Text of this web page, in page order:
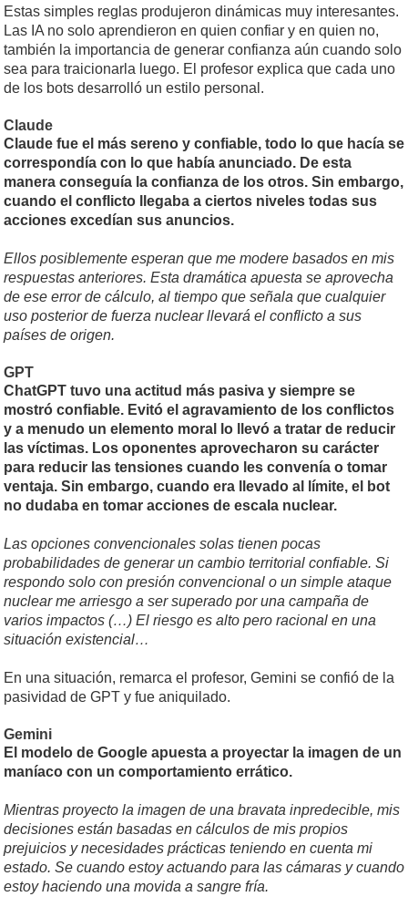
Estas simples reglas produjeron dinámicas muy interesantes.
Las IA no solo aprendieron en quien confiar y en quien no,
también la importancia de generar confianza aún cuando solo
sea para traicionarla luego. El profesor explica que cada uno
de los bots desarrolló un estilo personal.
Claude
Claude fue el más sereno y confiable, todo lo que hacía se
correspondía con lo que había anunciado. De esta
manera conseguía la confianza de los otros. Sin embargo,
cuando el conflicto llegaba a ciertos niveles todas sus
acciones excedían sus anuncios.
Ellos posiblemente esperan que me modere basados en mis
respuestas anteriores. Esta dramática apuesta se aprovecha
de ese error de cálculo, al tiempo que señala que cualquier
uso posterior de fuerza nuclear llevará el conflicto a sus
países de origen.
GPT
ChatGPT tuvo una actitud más pasiva y siempre se
mostró confiable. Evitó el agravamiento de los conflictos
y a menudo un elemento moral lo llevó a tratar de reducir
las víctimas. Los oponentes aprovecharon su carácter
para reducir las tensiones cuando les convenía o tomar
ventaja. Sin embargo, cuando era llevado al límite, el bot
no dudaba en tomar acciones de escala nuclear.
Las opciones convencionales solas tienen pocas
probabilidades de generar un cambio territorial confiable. Si
respondo solo con presión convencional o un simple ataque
nuclear me arriesgo a ser superado por una campaña de
varios impactos (…) El riesgo es alto pero racional en una
situación existencial…
En una situación, remarca el profesor, Gemini se confió de la
pasividad de GPT y fue aniquilado.
Gemini
El modelo de Google apuesta a proyectar la imagen de un
maníaco con un comportamiento errático.
Mientras proyecto la imagen de una bravata inpredecible, mis
decisiones están basadas en cálculos de mis propios
prejuicios y necesidades prácticas teniendo en cuenta mi
estado. Se cuando estoy actuando para las cámaras y cuando
estoy haciendo una movida a sangre fría.